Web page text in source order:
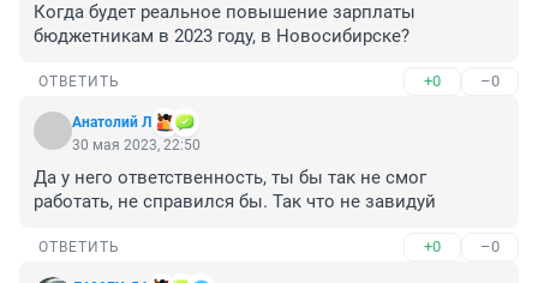
Когда будет реальное повышение зарплаты
бюджетникам в 2023 году, в Новосибирске?
ОТВЕТИТЬ +0 –0
Анатолий Л
30 мая 2023, 22:50
Да у него ответственность, ты бы так не смог
работать, не справился бы. Так что не завидуй
ОТВЕТИТЬ +0 –0